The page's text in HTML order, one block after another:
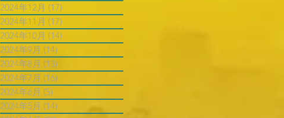
2024年12月 (17)
2024年11月 (17)
2024年10月 (14)
2024年9月 (14)
2024年8月 (13)
2024年7月 (16)
2024年6月 (5)
2024年5月 (14)